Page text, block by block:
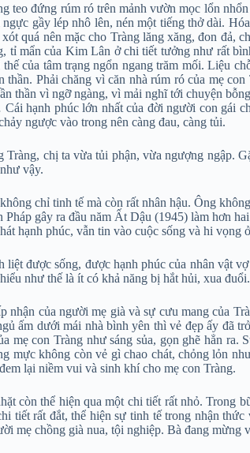
teo đứng rúm ró trên mảnh vườn mọc lổn
gầy lép nhô lên, nén một tiếng thở dài.
quá nên mặc cho Tràng lăng xăng, đon đả,
tỉ mẩn của Kim Lân ở chi tiết tưởng như rất
của tâm trạng ngổn ngang trăm mối. Liệu
Phải chăng vì căn nhà rúm ró của mẹ
thần vì ngỡ ngàng, vì mải nghĩ tới chuyện
hạnh phúc lớn nhất của đời người con gái
ngược vào trong nên càng đau, càng tủi.
Tràng, chị ta vừa tủi phận, vừa ngượng ngập.
vậy.
chỉ tinh tế mà còn rất nhân hậu. Ông
gây ra đầu năm Ất Dậu (1945) làm hơn
hạnh phúc, vẫn tin vào cuộc sống và hi vọng
liệt được sống, được hạnh phúc của nhân vật
như thế là ít có khả năng bị hắt hủi, xua
nhận của người mẹ già và sự cưu mang của
ấm dưới mái nhà bình yên thì vẻ đẹp ấy đã
mẹ con Tràng như sáng sủa, gọn ghẽ hẳn
mực không còn vẻ gì chao chát, chỏng lỏn
lại niềm vui và sinh khí cho mẹ con Tràng.
còn thể hiện qua một chi tiết rất nhỏ. Trong
tiết rất đắt, thể hiện sự tinh tế trong nhận
mẹ chồng già nua, tội nghiệp. Bà đang